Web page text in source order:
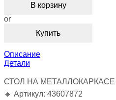
В корзину
or
Купить
Описание
Детали
СТОЛ НА МЕТАЛЛОКАРКАСЕ
🔸 Артикул: 43607872